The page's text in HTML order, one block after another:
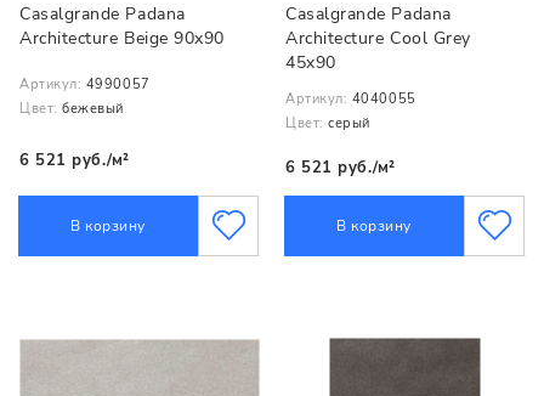
Casalgrande Padana
Architecture Beige 90x90
Артикул: 4990057
Цвет: бежевый
6 521 руб./м²
В корзину
Casalgrande Padana
Architecture Cool Grey
45x90
Артикул: 4040055
Цвет: серый
6 521 руб./м²
В корзину